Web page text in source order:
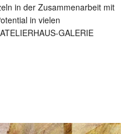
in der Zusammenarbeit mit
in vielen
GALERIE